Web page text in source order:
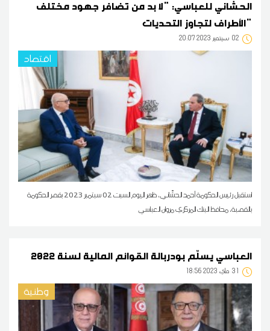
الحشاني للعباسي: "لا بد من تضافر جهود مختلف
الأطراف لتجاوز التحديات"
02 20:07 2023 سبتمبر
اقتصاد
استقبل رئيس الحكومة أحمد الحشّاني، ظهر اليوم السبت 02 سبتمبر 2023 بقصر الحكومة
بالقصبة، محافظ البنك المركزي مروان العباسي
العباسي يسلّم بودربالة القوائم المالية لسنة 2022
31 18:56 2023 ماي
وطنية